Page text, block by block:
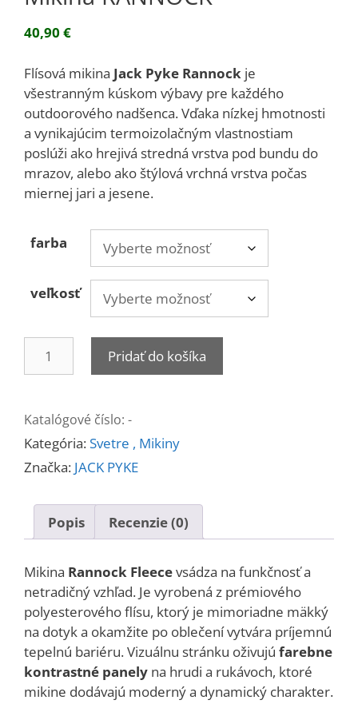
40,90 €
Flísová mikina Jack Pyke Rannock je
všestranným kúskom výbavy pre každého
outdoorového nadšenca. Vďaka nízkej hmotnosti
a vynikajúcim termoizolačným vlastnostiam
poslúži ako hrejivá stredná vrstva pod bundu do
mrazov, alebo ako štýlová vrchná vrstva počas
miernej jari a jesene.
farba
veľkosť
Mikina
Pridať do košíka
Katalógové číslo: -
Kategória:Svetre , Mikiny
Značka: JACK PYKE
Popis Recenzie (0)
Mikina Rannock Fleecevsádza na funkčnosť a
netradičný vzhľad. Je vyrobená z prémiového
polyesterového flísu, ktorý je mimoriadne mäkký
na dotyk a okamžite po oblečení vytvára príjemnú
tepelnú bariéru. Vizuálnu stránku oživujú farebne
kontrastné panely na hrudi a rukávoch, ktoré
mikine dodávajú moderný a dynamický charakter.